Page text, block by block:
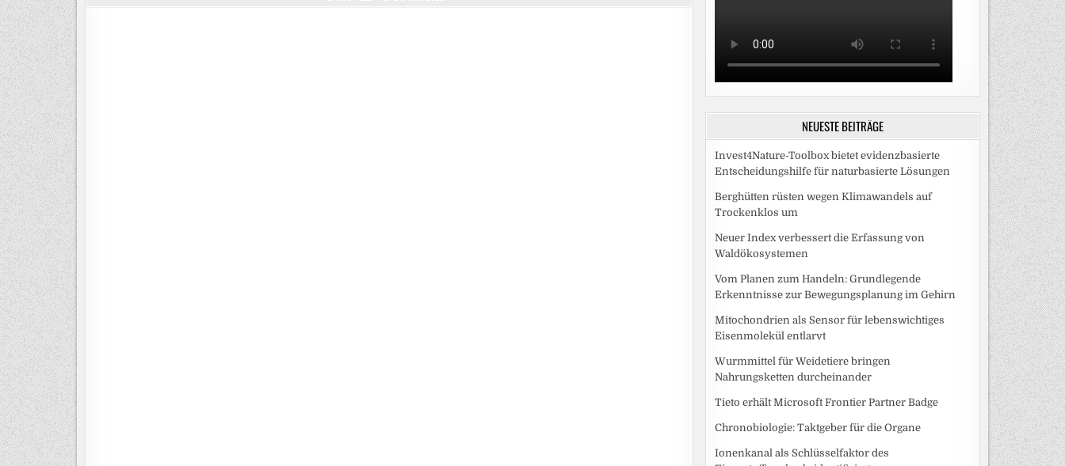
NEUESTE BEITRÄGE
Invest4Nature-Toolbox bietet evidenzbasierte
Entscheidungshilfe für naturbasierte Lösungen
Berghütten rüsten wegen Klimawandels auf
Trockenklos um
Neuer Index verbessert die Erfassung von
Waldökosystemen
Vom Planen zum Handeln: Grundlegende
Erkenntnisse zur Bewegungsplanung im Gehirn
Mitochondrien als Sensor für lebenswichtiges
Eisenmolekül entlarvt
Wurmmittel für Weidetiere bringen
Nahrungsketten durcheinander
Tieto erhält Microsoft Frontier Partner Badge
Chronobiologie: Taktgeber für die Organe
Ionenkanal als Schlüsselfaktor des